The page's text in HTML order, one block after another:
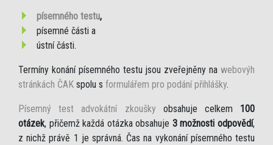
písemného testu,
písemné části a
ústní části.
Termíny konání písemného testu jsou zveřejněny na webovýh
stránkách ČAK spolu s formulářem pro podání přihlášky.
Písemný test advokátní zkoušky obsahuje celkem 100
otázek, přičemž každá otázka obsahuje 3 možnosti odpovědí,
z nichž právě 1 je správná. Čas na vykonání písemného testu